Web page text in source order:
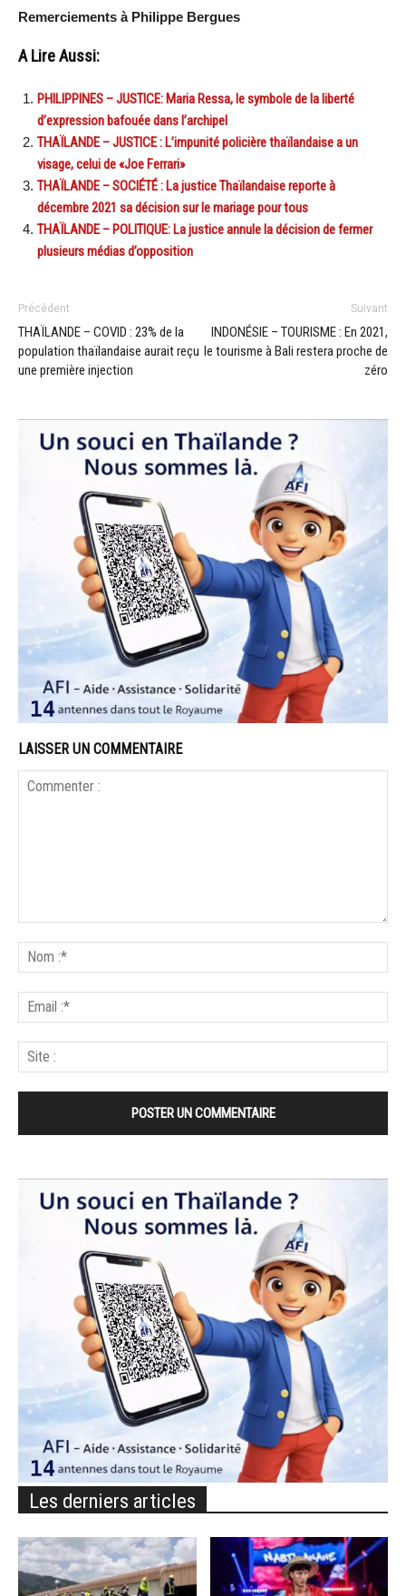
Remerciements à Philippe Bergues
A Lire Aussi:
PHILIPPINES – JUSTICE: Maria Ressa, le symbole de la liberté
d’expression bafouée dans l’archipel
THAÏLANDE – JUSTICE : L’impunité policière thaïlandaise a un
visage, celui de «Joe Ferrari»
THAÏLANDE – SOCIÉTÉ : La justice Thaïlandaise reporte à
décembre 2021 sa décision sur le mariage pour tous
THAÏLANDE – POLITIQUE: La justice annule la décision de fermer
plusieurs médias d’opposition
Précédent
THAÏLANDE – COVID : 23% de la
population thaïlandaise aurait reçu
une première injection
Suivant
INDONÉSIE – TOURISME : En 2021,
le tourisme à Bali restera proche de
zéro
LAISSER UN COMMENTAIRE
Les derniers articles